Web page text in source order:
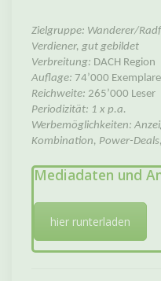
Zielgruppe: Wanderer/
Verdiener, gut gebildet
Verbreitung: DACH Region
Auflage: 74’000 Exemplare
Reichweite: 265’000 Leser
Periodizität: 1 x p.a.
Werbemöglichkeiten:
Kombination, Power-
Mediadaten und
hier runterladen